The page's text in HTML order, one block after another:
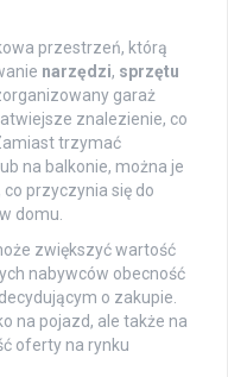
przestrzeń, którą
narzędzi, sprzętu
garaż
znalezienie, co
trzymać
na balkonie, można je
przyczynia się do
domu.
zwiększyć wartość
nabywców obecność
o zakupie.
na pojazd, ale także na
oferty na rynku